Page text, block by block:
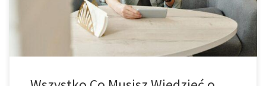
wyjątkowy ze względu […]